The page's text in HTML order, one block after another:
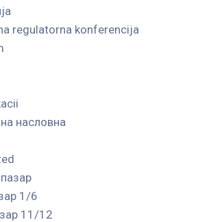
regulatorna konferencija
насловна
1/6
11/12